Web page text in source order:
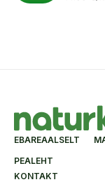
EBAREAALSELT
PEALEHT
KONTAKT